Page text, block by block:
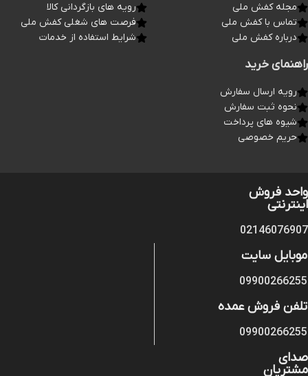
مجله کفش ملی
تماس با کفش ملی
درباره کفش ملی
رویه های بازگردانی کالا
فرصت های شغلی کفش ملی
شرایط استفاده از خدمات
راهنمای خرید
رویه ارسال سفارش
نحوه ثبت سفارش
شیوه های پرداخت
حریم خصوصی
واحد فروش
اینترنتی
02146076907
موبایل سایت
09900266255
تلفن فروش عمده
09900266255
صدای
مشتریان